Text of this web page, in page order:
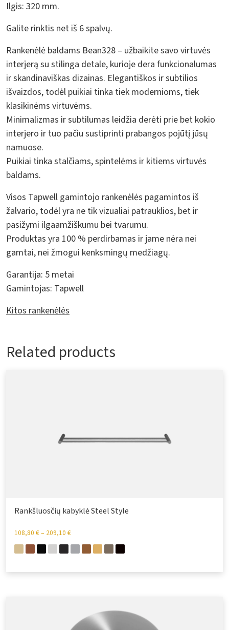
Ilgis: 320 mm.
Galite rinktis net iš 6 spalvų.
Rankenėlė baldams Bean328 – užbaikite savo virtuvės
interjerą su stilinga detale, kurioje dera funkcionalumas
ir skandinaviškas dizainas. Elegantiškos ir subtilios
išvaizdos, todėl puikiai tinka tiek modernioms, tiek
klasikinėms virtuvėms.
Minimalizmas ir subtilumas leidžia derėti prie bet kokio
interjero ir tuo pačiu sustiprinti prabangos pojūtį jūsų
namuose.
Puikiai tinka stalčiams, spintelėms ir kitiems virtuvės
baldams.
Visos Tapwell gamintojo rankenėlės pagamintos iš
žalvario, todėl yra ne tik vizualiai patrauklios, bet ir
pasižymi ilgaamžiškumu bei tvarumu.
Produktas yra 100 % perdirbamas ir jame nėra nei
gamtai, nei žmogui kenksmingų medžiagų.
Garantija: 5 metai
Gamintojas: Tapwell
Kitos rankenėlės
Related products
Rankšluosčių kabyklė Steel Style
108,80 €– 209,10 €